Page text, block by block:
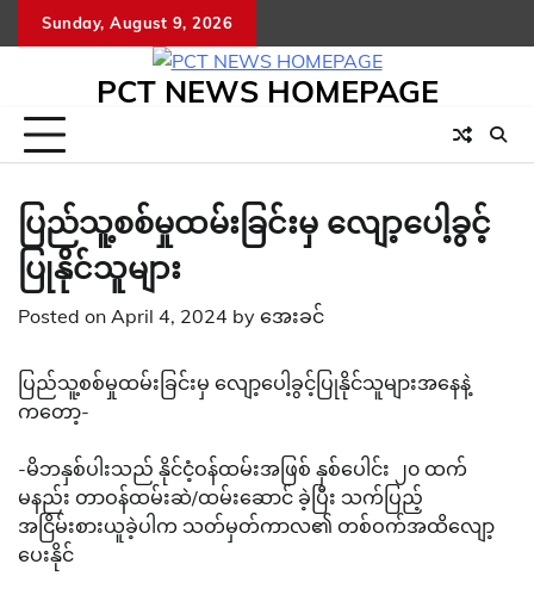
to
Sunday, August 9, 2026
PCT NEWS HOMEPAGE
ပြည်သူ့စစ်မှုထမ်းခြင်းမှ လျော့ပေါ့ခွင့်
ပြုနိုင်သူများ
Posted on April 4, 2024 by အေးခင်
ပြည်သူ့စစ်မှုထမ်းခြင်းမှ လျော့ပေါ့ခွင့်ပြုနိုင်သူများအနေနဲ့
ကတော့-
-မိဘနှစ်ပါးသည် နိုင်ငံ့ဝန်ထမ်းအဖြစ် နှစ်ပေါင်း ၂၀ ထက်
မနည်း တာဝန်ထမ်းဆဲ/ထမ်းဆောင် ခဲ့ပြီး သက်ပြည့်
အငြိမ်းစားယူခဲ့ပါက သတ်မှတ်ကာလ၏ တစ်ဝက်အထိလျော့
ပေးနိုင်